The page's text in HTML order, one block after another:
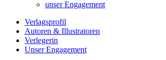
unser Engagement
Verlagsprofil
Autoren & Illustratoren
Verlegerin
Unser Engagement